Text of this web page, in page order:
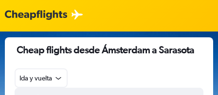
Cheap flights desde Ámsterdam a Sarasota
Ida y vuelta